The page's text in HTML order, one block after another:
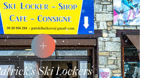
Patrick's Ski Lockers